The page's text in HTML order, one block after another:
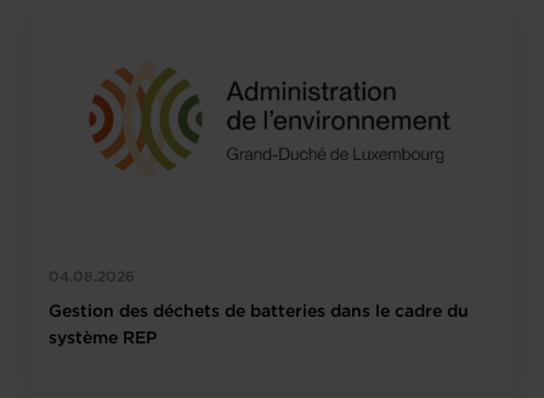
04.08.2026
Gestion des déchets de batteries dans le cadre du
système REP